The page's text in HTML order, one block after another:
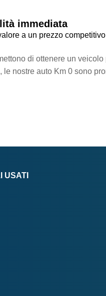
immediata
a un prezzo competitivo
di ottenere un
nostre auto Km 0 sono
USATI